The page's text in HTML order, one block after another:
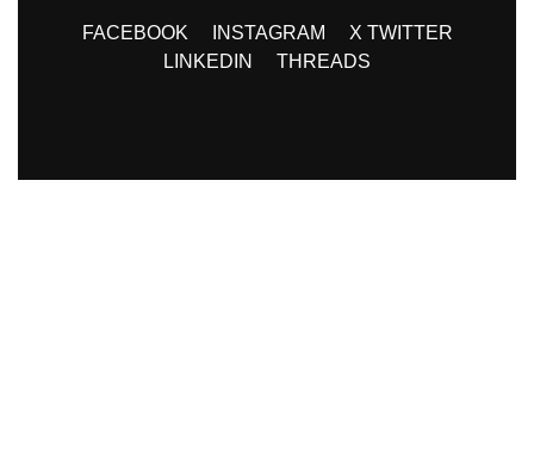
FACEBOOK INSTAGRAM
X TWITTER
LINKEDIN
THREADS